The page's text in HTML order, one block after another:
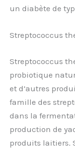
un diabète de
Streptococcus
Streptococcus
probiotique
et d’autres
famille des
dans la
production de
produits laitiers.